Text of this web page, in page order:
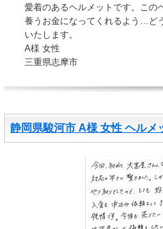
愛着のあるヘルメットです。この
養うお金になってくれるよう…ど
いたします。
A様 女性
三重県志摩市
静岡県駿河市 A様 女性 ヘルメ